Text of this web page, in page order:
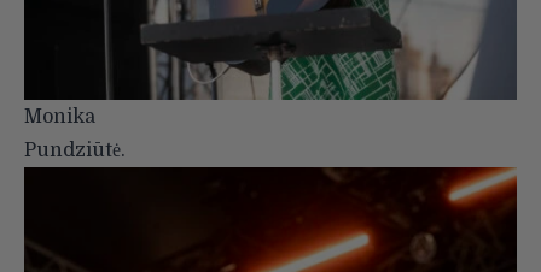
Monika
Pundziūtė.